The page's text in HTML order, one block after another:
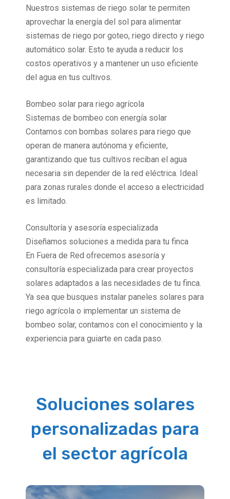
Nuestros sistemas de riego solar te permiten
aprovechar la energía del sol para alimentar
sistemas de riego por goteo, riego directo y riego
automático solar. Esto te ayuda a reducir los
costos operativos y a mantener un uso eficiente
del agua en tus cultivos.
Bombeo solar para riego agrícola
Sistemas de bombeo con energía solar
Contamos con bombas solares para riego que
operan de manera autónoma y eficiente,
garantizando que tus cultivos reciban el agua
necesaria sin depender de la red eléctrica. Ideal
para zonas rurales donde el acceso a electricidad
es limitado.
Consultoría y asesoría especializada
Diseñamos soluciones a medida para tu finca
En Fuera de Red ofrecemos asesoría y
consultoría especializada para crear proyectos
solares adaptados a las necesidades de tu finca.
Ya sea que busques instalar paneles solares para
riego agrícola o implementar un sistema de
bombeo solar, contamos con el conocimiento y la
experiencia para guiarte en cada paso.
Soluciones solares
personalizadas para
el sector agrícola